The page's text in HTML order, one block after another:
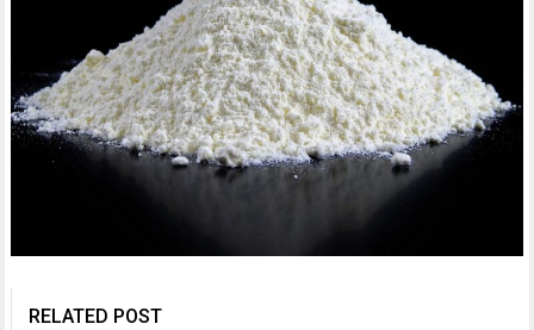
RELATED POST